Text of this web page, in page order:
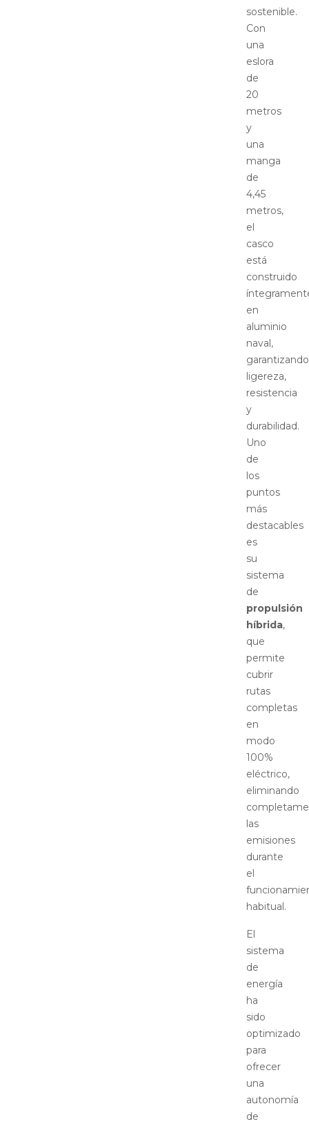
sostenible.
Con
una
eslora
de
20
metros
y
una
manga
de
4,45
metros,
el
casco
está
construido
en
aluminio
naval,
garantizando
ligereza,
resistencia
y
durabilidad.
Uno
de
los
puntos
más
destacables
es
su
sistema
de
propulsión
híbrida,
que
permite
cubrir
rutas
completas
en
modo
100%
eléctrico,
eliminando
las
emisiones
durante
el
habitual.
El
sistema
de
energía
ha
sido
optimizado
para
ofrecer
una
autonomía
de